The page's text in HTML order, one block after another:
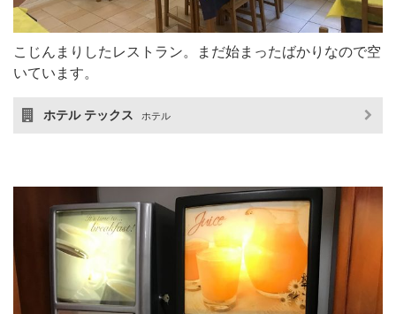
こじんまりしたレストラン。まだ始まったばかりなので空
いています。
ホテル テックス ホテル